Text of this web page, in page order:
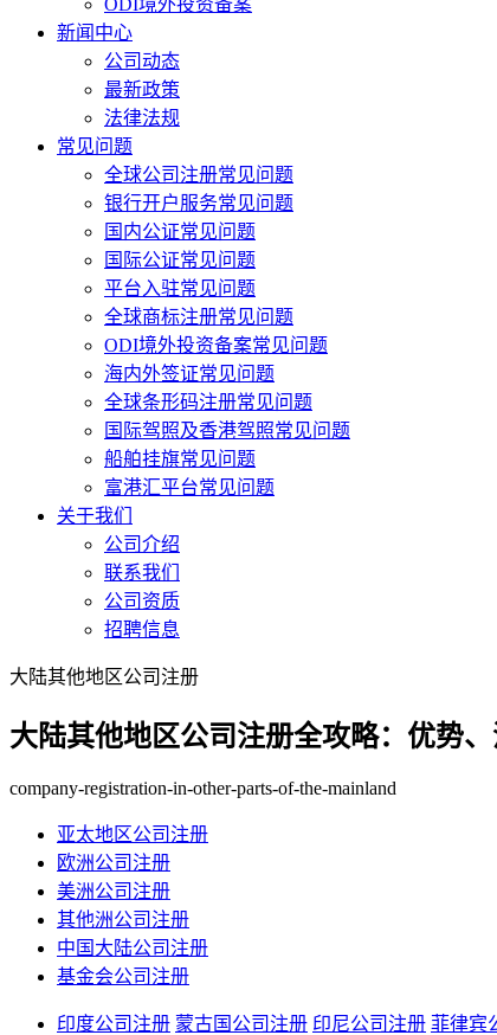
ODI境外投资备案
新闻中心
公司动态
最新政策
法律法规
常见问题
全球公司注册常见问题
银行开户服务常见问题
国内公证常见问题
国际公证常见问题
平台入驻常见问题
全球商标注册常见问题
ODI境外投资备案常见问题
海内外签证常见问题
全球条形码注册常见问题
国际驾照及香港驾照常见问题
船舶挂旗常见问题
富港汇平台常见问题
关于我们
公司介绍
联系我们
公司资质
招聘信息
大陆其他地区公司注册
大陆其他地区公司注册全攻略：优势
company-registration-in-other-parts-of-the-mainland
亚太地区公司注册
欧洲公司注册
美洲公司注册
其他洲公司注册
中国大陆公司注册
基金会公司注册
印度公司注册 蒙古国公司注册 印尼公司注册 菲律宾